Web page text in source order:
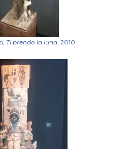
Ti prendo la luna , 2010